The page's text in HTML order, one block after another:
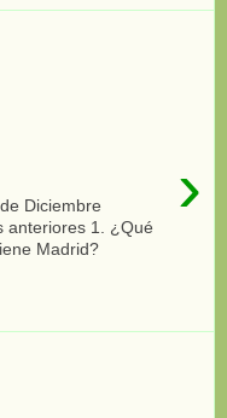
›
Diciembre
anteriores 1. ¿Qué
Madrid?